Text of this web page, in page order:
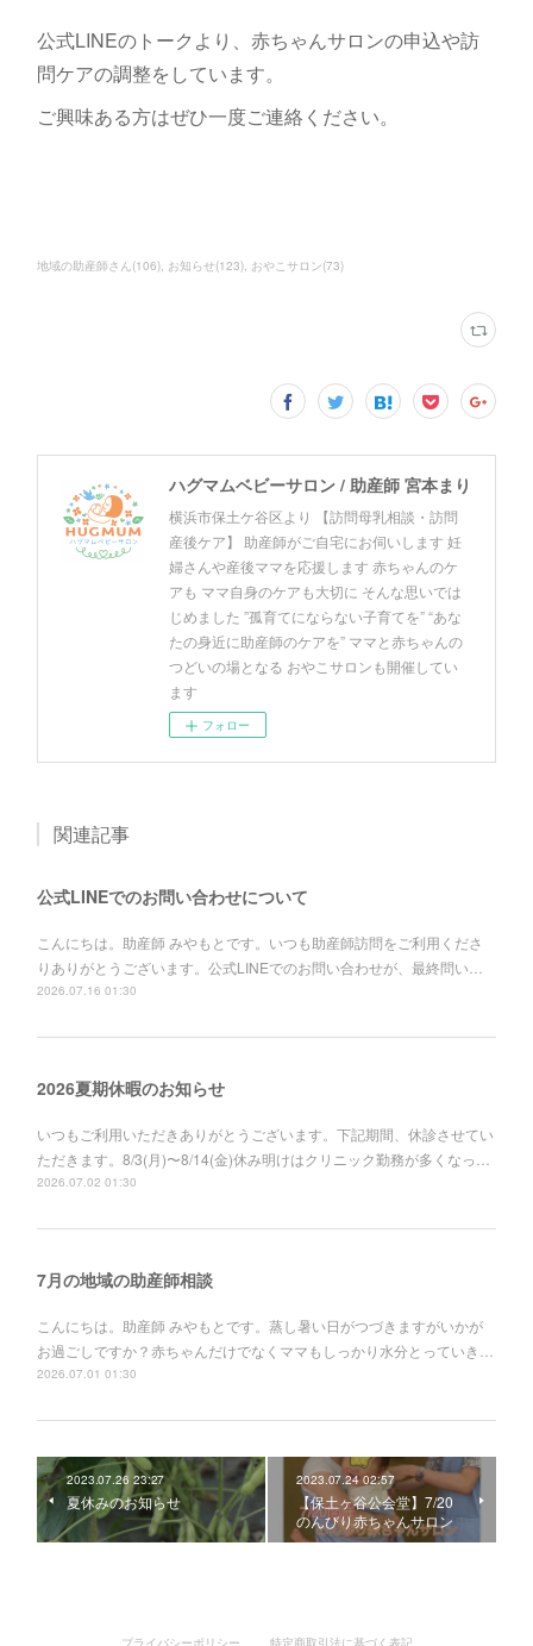
公式LINEのトークより、赤ちゃんサロンの申込や訪
問ケアの調整をしています。
ご興味ある方はぜひ一度ご連絡ください。
地域の助産師さん(106) お知らせ(123) おやこサロン(73)
ハグマムベビーサロン / 助産師 宮本まり
横浜市保土ケ谷区より 【訪問母乳相談・訪問
産後ケア】 助産師がご自宅にお伺いします 妊
婦さんや産後ママを応援します 赤ちゃんのケ
アも ママ自身のケアも大切に そんな思いでは
じめました ”孤育てにならない子育てを” “あな
たの身近に助産師のケアを” ママと赤ちゃんの
つどいの場となる おやこサロンも開催してい
ます
フォロー
関連記事
公式LINEでのお問い合わせについて
こんにちは。助産師 みやもとです。いつも助産師訪問をご利用くださ
りありがとうございます。公式LINEでのお問い合わせが、最終問い…
2026.07.16 01:30
2026夏期休暇のお知らせ
いつもご利用いただきありがとうございます。下記期間、休診させてい
ただきます。8/3(月)〜8/14(金)休み明けはクリニック勤務が多くなっ…
2026.07.02 01:30
7月の地域の助産師相談
こんにちは。助産師 みやもとです。蒸し暑い日がつづきますがいかが
お過ごしですか？赤ちゃんだけでなくママもしっかり水分とっていき…
2026.07.01 01:30
2023.07.26 23:27
夏休みのお知らせ
2023.07.24 02:57
【保土ヶ谷公会堂】7/20
のんびり赤ちゃんサロン
プライバシーポリシー 特定商取引法に基づく表記